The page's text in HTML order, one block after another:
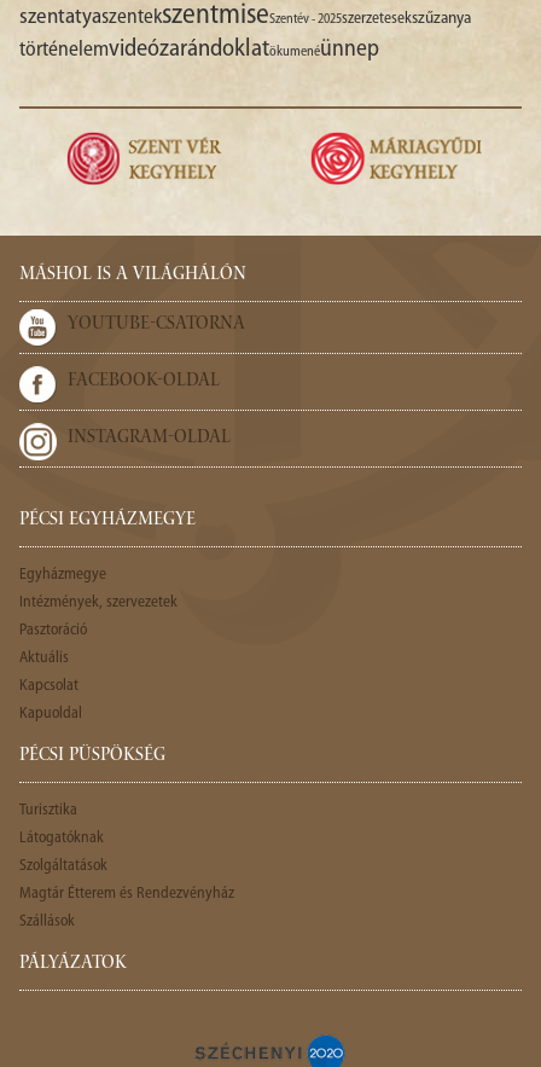
szentatyaszentekszentmiseSzentév - 2025szerzetesekszűzanya
történelemvideózarándoklatökumenéünnep
MÁSHOL IS A VILÁGHÁLÓN
YOUTUBE-CSATORNA
FACEBOOK-OLDAL
INSTAGRAM-OLDAL
PÉCSI EGYHÁZMEGYE
Egyházmegye
Intézmények, szervezetek
Pasztoráció
Aktuális
Kapcsolat
Kapuoldal
PÉCSI PÜSPÖKSÉG
Turisztika
Látogatóknak
Szolgáltatások
Magtár Étterem és Rendezvényház
Szállások
PÁLYÁZATOK